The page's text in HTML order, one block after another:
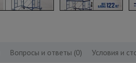
Вопросы и ответы (0) Условия и